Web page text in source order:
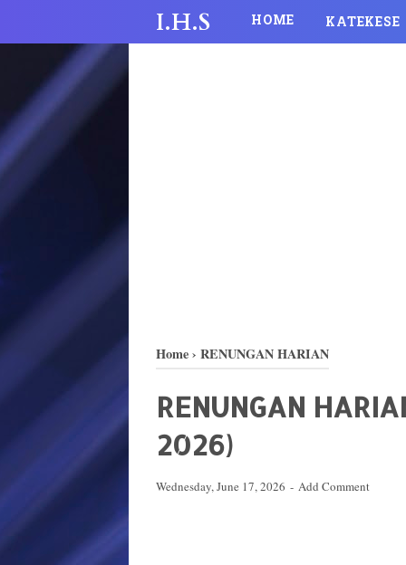
I.H.S HOME KATEKESE
Home› RENUNGAN HARIAN
RENUNGAN
2026)
Wednesday, June 17, 2026 Add Comment